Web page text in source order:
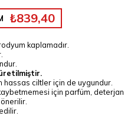
₺839,40
kaplamadır.
ciltler için de uygundur.
için parfüm, deterjan